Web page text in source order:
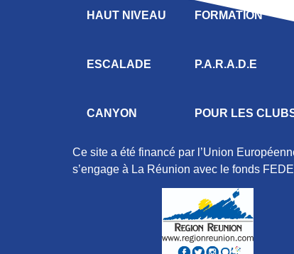
HAUT NIVEAU
ESCALADE
CANYON
FORMATION
P.A.R.A.D.E
POUR LES
Ce site a été financé par l’Union
s’engage à La Réunion avec le fonds